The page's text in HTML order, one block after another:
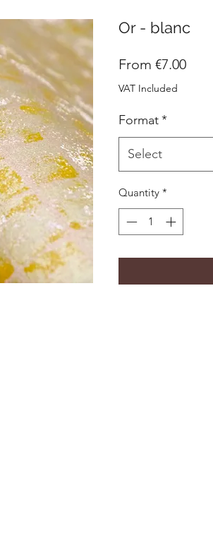
Or - blanc
From €7.00Sale
VAT Included
Format*
Select
Quantity *